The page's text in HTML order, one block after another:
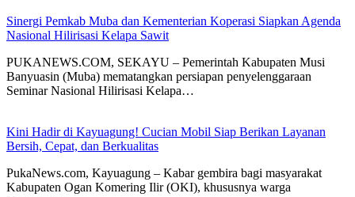
Sinergi Pemkab Muba dan Kementerian Koperasi Siapkan Agenda
Nasional Hilirisasi Kelapa Sawit
PUKANEWS.COM, SEKAYU – Pemerintah Kabupaten Musi
Banyuasin (Muba) mematangkan persiapan penyelenggaraan
Seminar Nasional Hilirisasi Kelapa…
Kini Hadir di Kayuagung! Cucian Mobil Siap Berikan Layanan
Bersih, Cepat, dan Berkualitas
PukaNews.com, Kayuagung – Kabar gembira bagi masyarakat
Kabupaten Ogan Komering Ilir (OKI), khususnya warga